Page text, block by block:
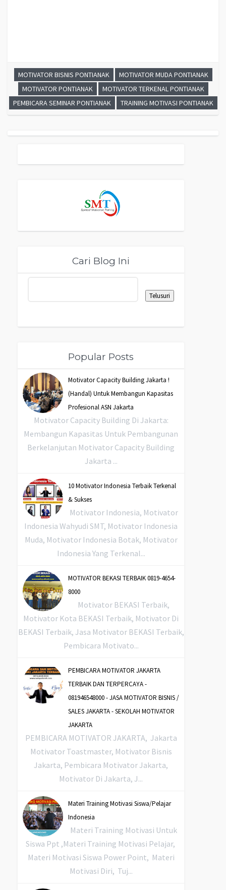
MOTIVATOR BISNIS PONTIANAK
MOTIVATOR MUDA PONTIANAK
MOTIVATOR PONTIANAK
MOTIVATOR TERKENAL PONTIANAK
PEMBICARA SEMINAR PONTIANAK
TRAINING MOTIVASI PONTIANAK
Cari Blog Ini
Popular Posts
Motivator Capacity Building Jakarta !
(Handal) Untuk Membangun Kapasitas
Profesional ASN Jakarta
Motivator Capacity Building Di Jakarta:
Membangun Kapasitas Untuk Pembangunan
Berkelanjutan Motivator Capacity Building
Jakarta ...
10 Motivator Indonesia Terbaik Terkenal
& Sukses
Motivator Indonesia, Motivator
Indonesia Wahyudi SMT, Motivator Indonesia
Muda, Motivator Indonesia Botak, Motivator
Indonesia Yang Terkenal...
MOTIVATOR BEKASI TERBAIK 0819-4654-
8000
Motivator BEKASI Terbaik,
Motivator Kota BEKASI Terbaik, Motivator Di
BEKASI Terbaik, Jasa Motivator BEKASI Terbaik,
Pembicara Motivato...
PEMBICARA MOTIVATOR JAKARTA
TERBAIK DAN TERPERCAYA -
081946548000 - JASA MOTIVATOR BISNIS /
SALES JAKARTA - SEKOLAH MOTIVATOR
JAKARTA
PEMBICARA MOTIVATOR JAKARTA, Jakarta
Motivator Toastmaster, Motivator Bisnis
Jakarta, Pembicara Motivator Jakarta,
Motivator Di Jakarta, J...
Materi Training Motivasi Siswa/Pelajar
Indonesia
Materi Training Motivasi Untuk
Siswa Ppt ,Materi Training Motivasi Pelajar,
Materi Motivasi Siswa Power Point, Materi
Motivasi Diri, Tuj...